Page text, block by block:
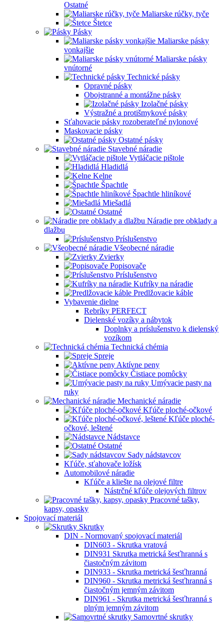
Ostatné
Maliarske rúčky, tyče
Štetce
Pásky
Maliarske pásky
vonkajšie
Maliarske pásky
vnútorné
Technické pásky
Opravné pásky
Obojstranné a montážne pásky
Izolačné pásky
Výstražné a protišmykové pásky
Sťahovacie pásky rozoberateľné nylonové
Maskovacie pásky
Ostatné pásky
Stavebné náradie
Vytláčacie pištole
Hladidlá
Kelne
Špachtle
Špachtle hliníkové
Miešadlá
Ostatné
Náradie pre obklady a
dlažbu
Príslušenstvo
Všeobecné náradie
Zvierky
Popisovače
Príslušenstvo
Kufríky na náradie
Predlžovacie káble
Vybavenie dielne
Rebríky PERFECT
Dielenské vozíky a nábytok
Doplnky a príslušenstvo k dielenský
vozíkom
Technická chémia
Spreje
Aktívne peny
Čistiace pomôcky
Umývacie pasty na
ruky
Mechanické náradie
Kľúče ploché-očkové
Kľúče ploché-
očkové, leštené
Nádstavce
Ostatné
Sady nádstavcov
Kľúče, sťahovače ložísk
Automobilové náradie
Kľúče a kliešte na olejové filtre
Nástrčné kľúče olejových filtrov
Pracovné tašky,
kapsy, opasky
Spojovací materiál
Skrutky
DIN - Normovaný spojovací materiál
DIN603 - Skrutka vratová
DIN931 Skrutka metrická šesťhranná s
čiastočným závitom
DIN933 - Skrutka metrická šesťhranná
DIN960 - Skrutka metrická šesťhranná s
čiastočným jemným závitom
DIN961 - Skrutka metrická šesťhranná s
plným jemným závitom
Samovrtné skrutky